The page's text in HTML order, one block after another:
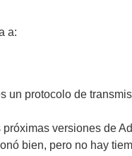
a:
un protocolo de
versiones de
bien, pero no hay